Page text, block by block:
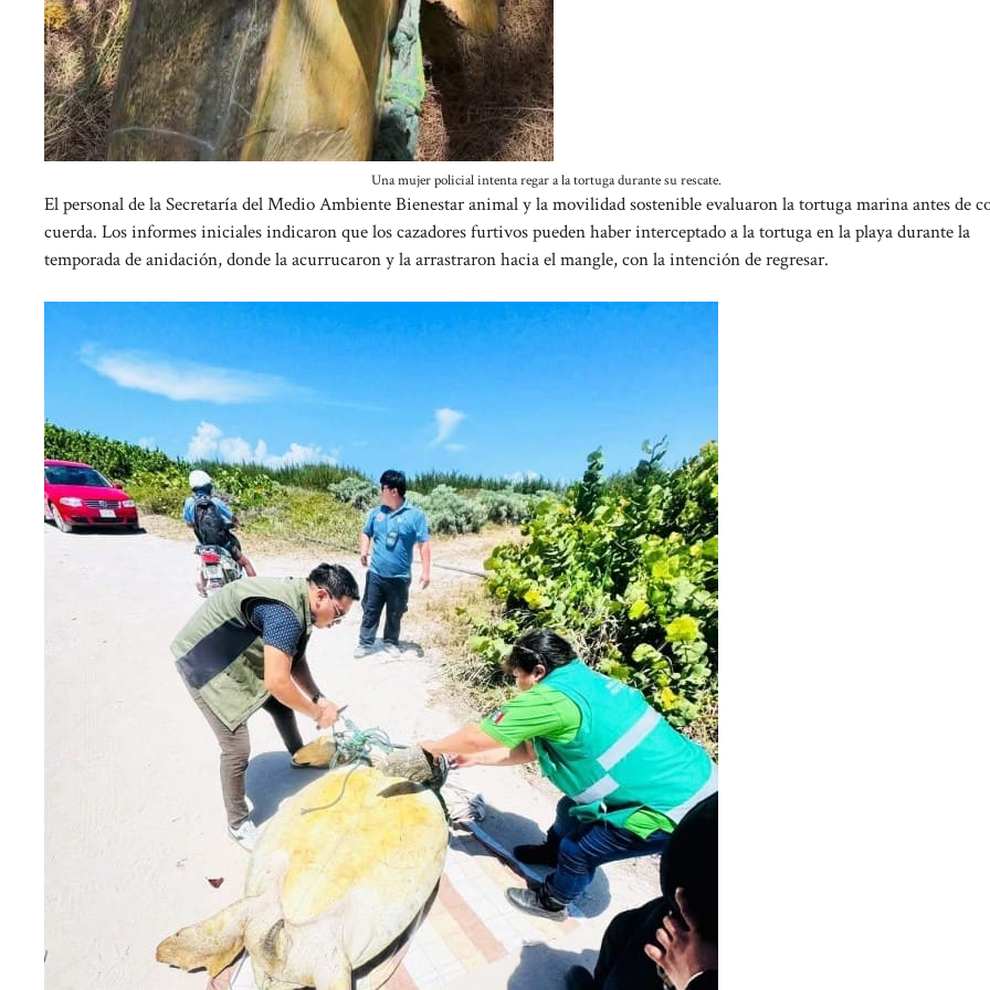
Una mujer policial intenta regar a la tortuga durante su rescate.
El personal de la Secretaría del Medio Ambiente Bienestar animal y la movilidad sostenible evaluaron la tortuga marina antes de
cuerda. Los informes iniciales indicaron que los cazadores furtivos pueden haber interceptado a la tortuga en la playa durante la
temporada de anidación, donde la acurrucaron y la arrastraron hacia el mangle, con la intención de regresar.